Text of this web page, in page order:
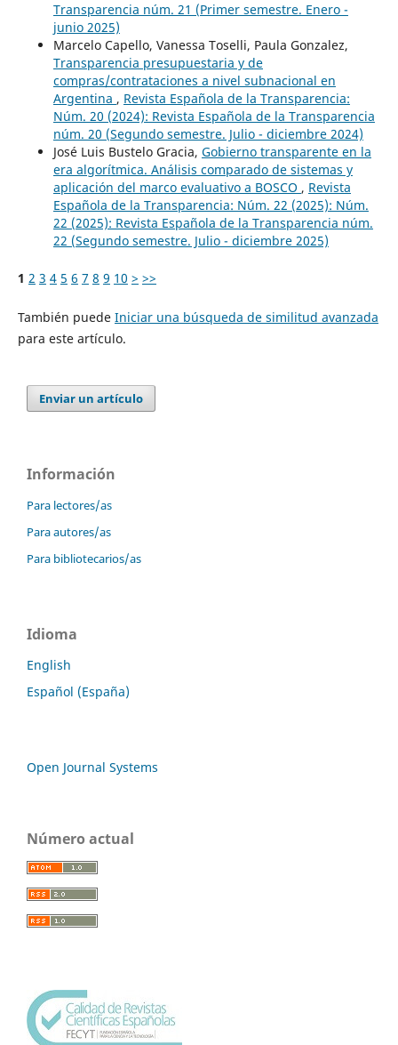
Transparencia núm. 21 (Primer semestre. Enero -
junio 2025)
Marcelo Capello, Vanessa Toselli, Paula Gonzalez,
Transparencia presupuestaria y de
compras/contrataciones a nivel subnacional en
Argentina , Revista Española de la Transparencia:
Núm. 20 (2024): Revista Española de la Transparencia
núm. 20 (Segundo semestre. Julio - diciembre 2024)
José Luis Bustelo Gracia, Gobierno transparente en la
era algorítmica. Análisis comparado de sistemas y
aplicación del marco evaluativo a BOSCO , Revista
Española de la Transparencia: Núm. 22 (2025): Núm.
22 (2025): Revista Española de la Transparencia núm.
22 (Segundo semestre. Julio - diciembre 2025)
1 2 3 4 5 6 7 8 9 10 > >>
También puede Iniciar una búsqueda de similitud avanzada
para este artículo.
Enviar un artículo
Información
Para lectores/as
Para autores/as
Para bibliotecarios/as
Idioma
English
Español (España)
Open Journal Systems
Número actual